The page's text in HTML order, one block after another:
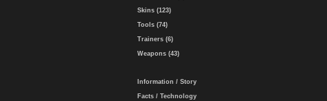
Skins (123)
Tools (74)
Trainers (6)
Weapons (43)
Information / Story
Facts / Technology